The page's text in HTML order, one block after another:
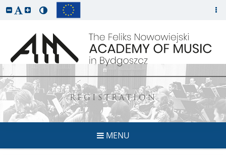
REGISTRATION
MENU